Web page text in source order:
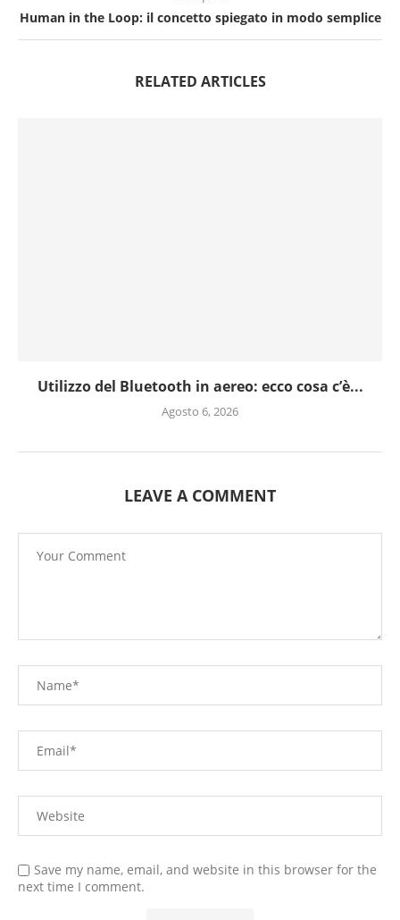
Human in the Loop: il concetto spiegato in modo semplice
RELATED ARTICLES
Utilizzo del Bluetooth in aereo: ecco cosa c’è...
Agosto 6, 2026
LEAVE A COMMENT
Save my name, email, and website in this browser for the
next time I comment.